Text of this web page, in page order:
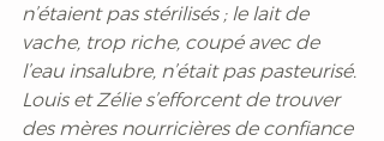
n’étaient pas stérilisés ; le lait de
vache, trop riche, coupé avec de
l’eau insalubre, n’était pas pasteurisé.
Louis et Zélie s’efforcent de trouver
des mères nourricières de confiance